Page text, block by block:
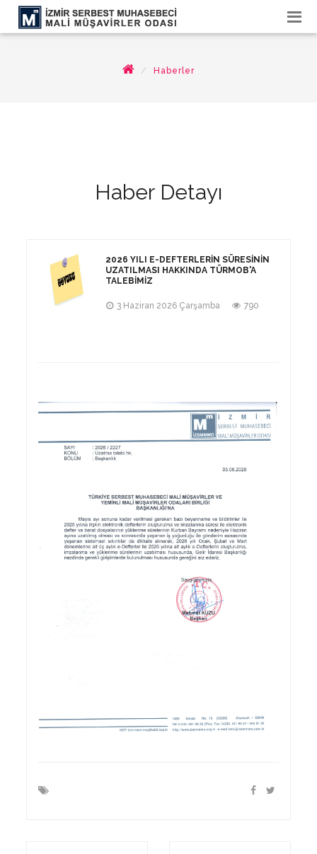
Haberler
Haber Detayı
2026 YILI E-DEFTERLERIN SÜRESININ
UZATILMASI HAKKINDA TÜRMOB'A
TALEBIMIZ
3 Haziran 2026 Çarşamba 790